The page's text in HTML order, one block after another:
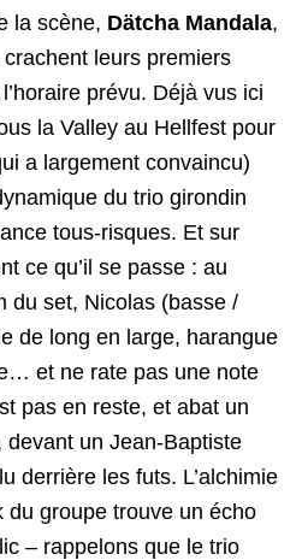
la scène, Dätcha Mandala,
leurs premiers
prévu. Déjà vus ici
la Valley au Hellfest pour
a largement convaincu)
du trio girondin
tous-risques. Et sur
ce qu’il se passe : au
du set, Nicolas (basse /
de long en large, harangue
et ne rate pas une note
pas en reste, et abat un
un Jean-Baptiste
derrière les futs. L’alchimie
du groupe trouve un écho
– rappelons que le trio